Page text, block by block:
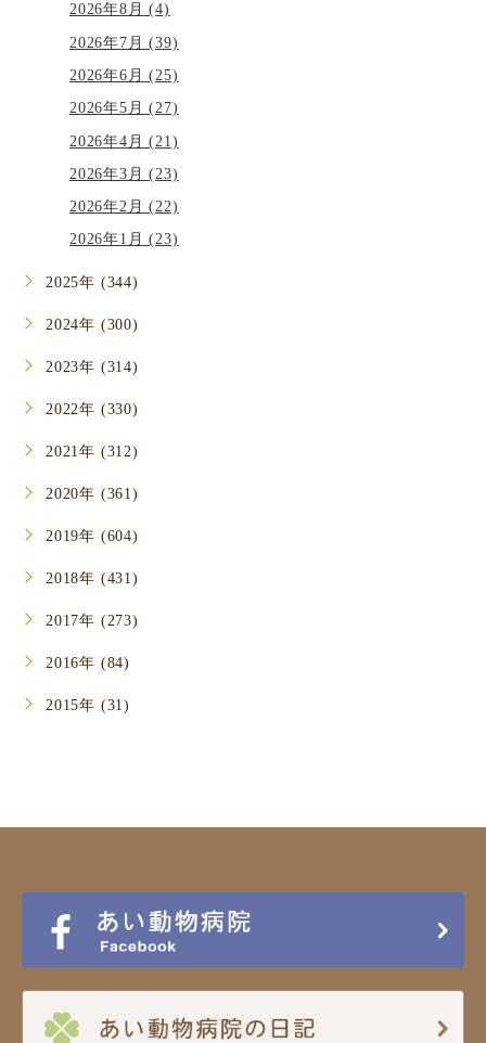
2026年8月 (4)
2026年7月 (39)
2026年6月 (25)
2026年5月 (27)
2026年4月 (21)
2026年3月 (23)
2026年2月 (22)
2026年1月 (23)
2025年 (344)
2024年 (300)
2023年 (314)
2022年 (330)
2021年 (312)
2020年 (361)
2019年 (604)
2018年 (431)
2017年 (273)
2016年 (84)
2015年 (31)